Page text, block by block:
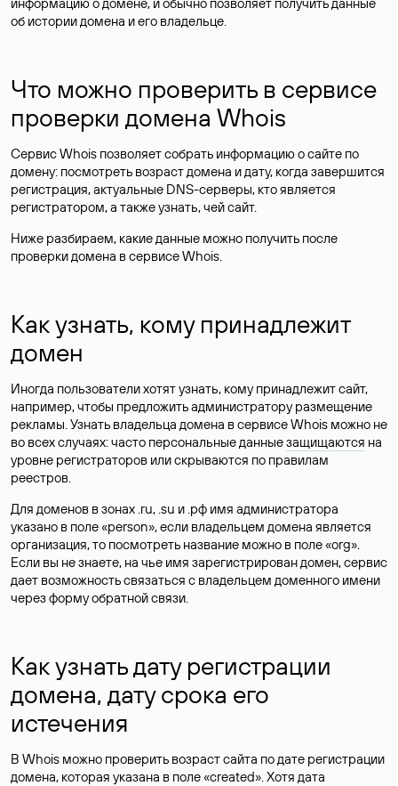
об истории домена и его владельце.
Что можно проверить в сервисе
проверки домена Whois
Сервис Whois позволяет собрать информацию о сайте по
домену: посмотреть возраст домена и дату, когда завершится
регистрация, актуальные DNS-серверы, кто является
регистратором, а также узнать, чей сайт.
Ниже разбираем, какие данные можно получить после
проверки домена в сервисе Whois.
Как узнать, кому принадлежит
домен
Иногда пользователи хотят узнать, кому принадлежит сайт,
например, чтобы предложить администратору размещение
рекламы. Узнать владельца домена в сервисе Whois можно не
во всех случаях: часто персональные данныезащищаются на
уровне регистраторов или скрываются по правилам
реестров.
Для доменов в зонах .ru, .su и .рф имя администратора
указано в поле «person», если владельцем домена является
организация, то посмотреть название можно в поле «org».
Если вы не знаете, на чье имя зарегистрирован домен, сервис
дает возможность связаться с владельцем доменного имени
через форму обратной связи.
Как узнать дату регистрации
домена, дату срока его
истечения
В Whois можно проверить возраст сайта по дате регистрации
домена, которая указана в поле «created». Хотя дата